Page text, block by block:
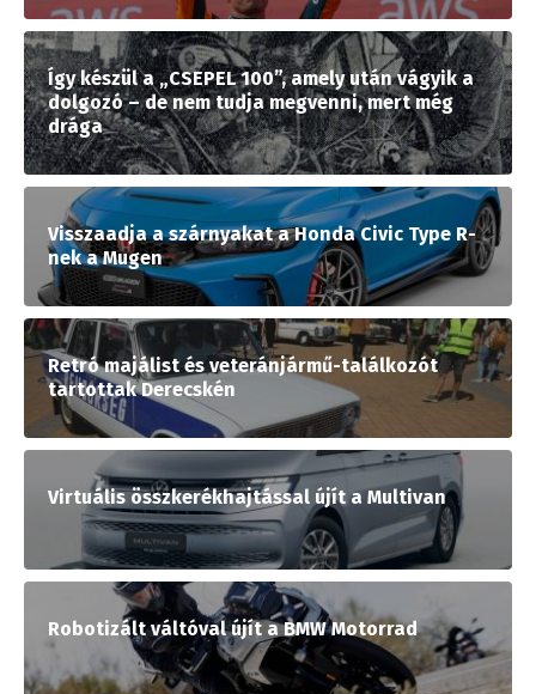
Így készül a „CSEPEL 100”, amely után vágyik a
dolgozó – de nem tudja megvenni, mert még
drága
Visszaadja a szárnyakat a Honda Civic Type R-
nek a Mugen
Retró majálist és veteránjármű-találkozót
tartottak Derecskén
Virtuális összkerékhajtással újít a Multivan
Robotizált váltóval újít a BMW Motorrad